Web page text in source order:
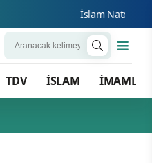
İslam Natosu
TDV İSLAM İMAMLAR